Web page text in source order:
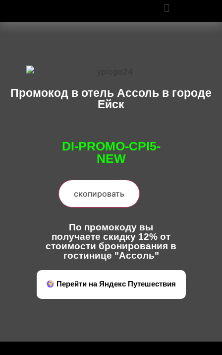
Промокод в отель Ассоль в городе
Ейск
DI-PROMO-CPI5-
NEW
скопировать
По промокоду вы
получаете скидку 12% от
стоимости бронирования в
гостинице "Ассоль"
Перейти на Яндекс Путешествия